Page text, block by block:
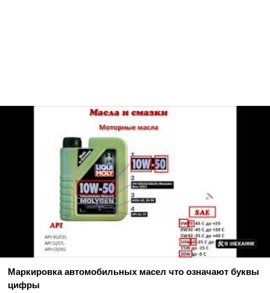
Маркировка автомобильных масел что означают буквы
цифры